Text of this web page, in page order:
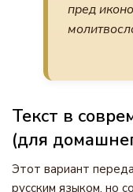
пред
Текст в
(для
Этот вариант
русским языком, но